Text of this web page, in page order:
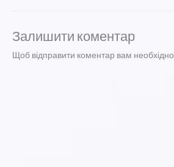
Залишити коментар
Щоб відправити коментар вам необхідно